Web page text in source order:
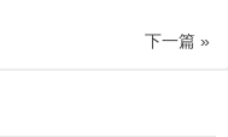
下一篇 »